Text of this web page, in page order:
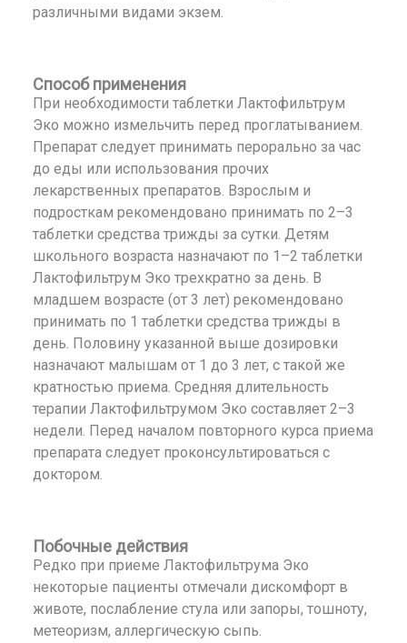
различными видами экзем.
Способ применения
При необходимости таблетки Лактофильтрум
Эко можно измельчить перед проглатыванием.
Препарат следует принимать перорально за час
до еды или использования прочих
лекарственных препаратов. Взрослым и
подросткам рекомендовано принимать по 2–3
таблетки средства трижды за сутки. Детям
школьного возраста назначают по 1–2 таблетки
Лактофильтрум Эко трехкратно за день. В
младшем возрасте (от 3 лет) рекомендовано
принимать по 1 таблетки средства трижды в
день. Половину указанной выше дозировки
назначают малышам от 1 до 3 лет, с такой же
кратностью приема. Средняя длительность
терапии Лактофильтрумом Эко составляет 2–3
недели. Перед началом повторного курса приема
препарата следует проконсультироваться с
доктором.
Побочные действия
Редко при приеме Лактофильтрума Эко
некоторые пациенты отмечали дискомфорт в
животе, послабление стула или запоры, тошноту,
метеоризм, аллергическую сыпь.